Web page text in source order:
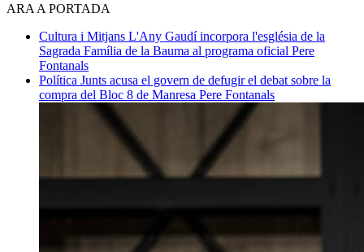
ARA A PORTADA
Cultura i Mitjans L'Any Gaudí incorpora l'església de la
Sagrada Família de la Bauma al programa oficial Pere
Fontanals
Política Junts acusa el govern de defugir el debat sobre la
compra del Bloc 8 de Manresa Pere Fontanals